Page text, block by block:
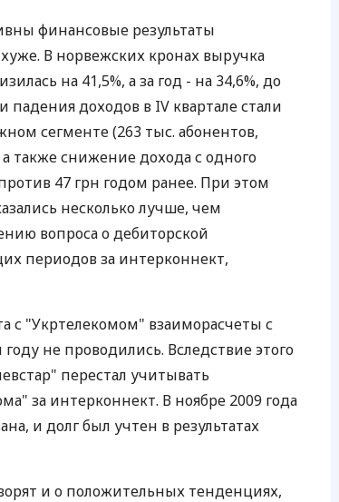
финансовые результаты
В норвежских кронах выручка
на 41,5%, а за год - на 34,6%, до
доходов в IV квартале стали
сегменте (263 тыс. абонентов,
также снижение дохода с одного
47 грн годом ранее. При этом
несколько лучше, чем
вопроса о дебиторской
периодов за интерконнект,
с "Укртелекомом" взаиморасчеты с
не проводились. Вследствие этого
перестал учитывать
за интерконнект. В ноябре 2009 года
и долг был учтен в результатах
и о положительных тенденциях,